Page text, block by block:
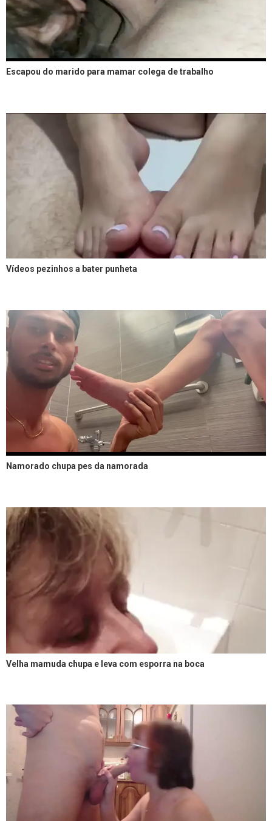
Escapou do marido para mamar colega de trabalho
Vídeos pezinhos a bater punheta
Namorado chupa pes da namorada
Velha mamuda chupa e leva com esporra na boca